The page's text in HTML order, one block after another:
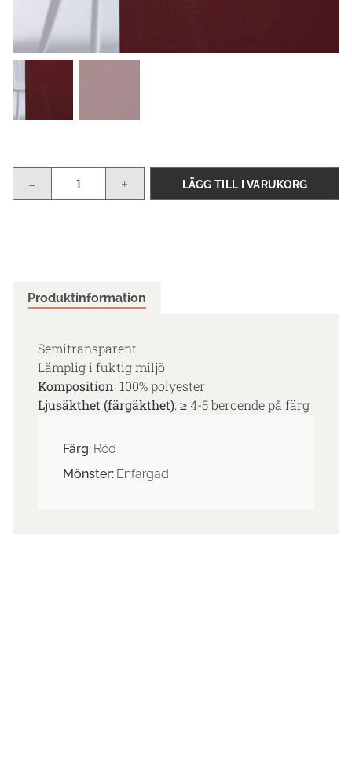
- + LÄGG TILL I VARUKORG
Produktinformation
Semitransparent
Lämplig i fuktig miljö
Komposition: 100% polyester
Ljusäkthet (färgäkthet): ≥ 4-5 beroende på färg
Färg: Röd
Mönster: Enfärgad